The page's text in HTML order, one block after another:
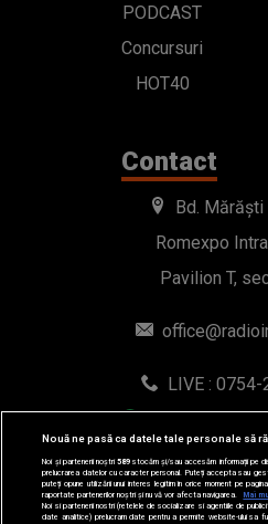
PODCAST
Concursuri
HOT40
Contact
Bd. Mărăști
Romexpo
Pavilion T,
LIVE : 0754-
WhatsApp:
Nouă ne pasă ca datele tale personale să
Noi și partenerii noștri589stocăm și/sau accesăm informații pe
prelucrarea datelor cu caracter personal. Puteți accepta sau
puteți opune utilizării unui interes legitim în orice moment pe
raportate partenerilor noștri și nu vă vor afecta navigarea.
Mai
Noi si partenerii nostri (retelele de socializare si agentiile de
date analitice) prelucram date pentru a permite website-ului sa